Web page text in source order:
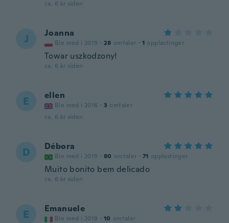
ca. 6 år siden
J Joanna
Ble med i 2019 · 28 omtaler · 1 opplastinger
Towar uszkodzony!
ca. 6 år siden
E ellen
Ble med i 2016 · 3 omtaler
ca. 6 år siden
D Débora
Ble med i 2019 · 80 omtaler · 71 opplastinger
Muito bonito bem delicado
ca. 6 år siden
E Emanuele
Ble med i 2019 · 10 omtaler